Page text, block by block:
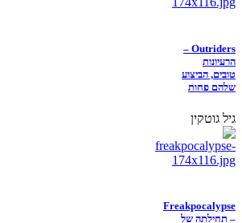
Outriders –
הרעיונות
טובים, הביצוע
שלהם פחות
גיל גוטקין
Freakpocalypse
– תחילתה של